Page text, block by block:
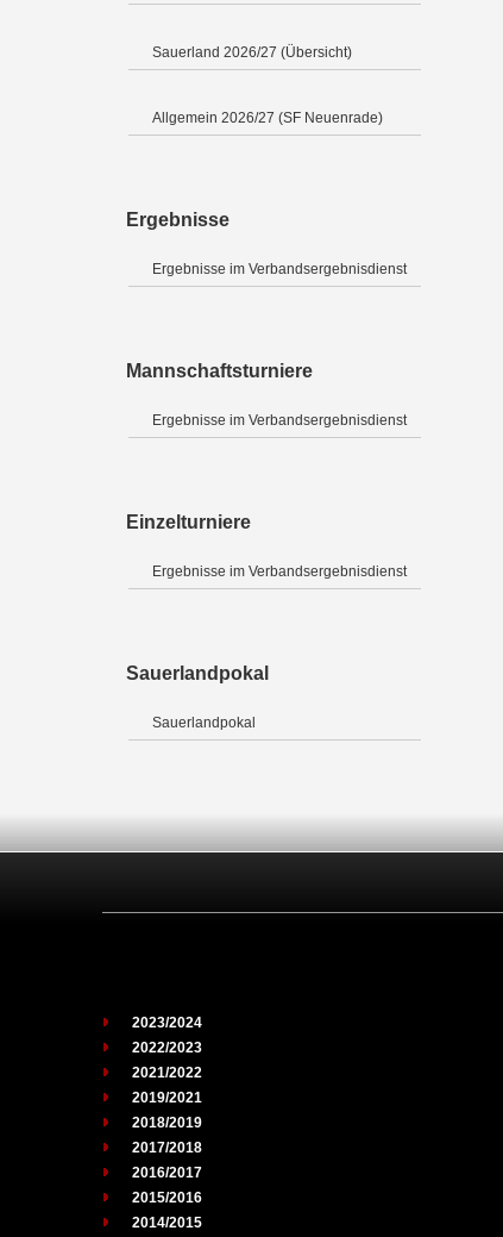
Sauerland 2026/27 (Übersicht)
Allgemein 2026/27 (SF Neuenrade)
Ergebnisse
Ergebnisse im Verbandsergebnisdienst
Mannschaftsturniere
Ergebnisse im Verbandsergebnisdienst
Einzelturniere
Ergebnisse im Verbandsergebnisdienst
Sauerlandpokal
Sauerlandpokal
2023/2024
2022/2023
2021/2022
2019/2021
2018/2019
2017/2018
2016/2017
2015/2016
2014/2015